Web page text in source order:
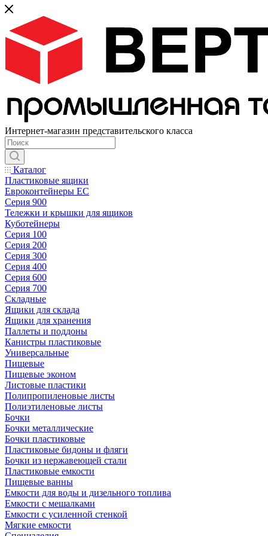
Интернет-магазин представительского класса
Каталог
Пластиковые ящики
Евроконтейнеры ЕС
Серия 900
Тележки и крышки для ящиков
Куботейнеры
Серия 100
Серия 200
Серия 300
Серия 400
Серия 600
Серия 700
Складные
Ящики для склада
Ящики для хранения
Паллеты и поддоны
Канистры пластиковые
Универсальные
Пищевые
Пищевые эконом
Листовые пластики
Полипропиленовые листы
Полиэтиленовые листы
Бочки
Бочки металлические
Бочки пластиковые
Пластиковые бидоны и фляги
Бочки из нержавеющей стали
Пластиковые емкости
Пищевые ванны
Емкости для воды и дизельного топлива
Емкости с мешалками
Емкости с усиленной стенкой
Мягкие емкости